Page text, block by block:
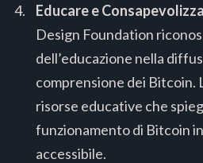
Educare e
Design Foundation
dell’educazione nella
comprensione dei Bitcoin.
risorse educative che
funzionamento di Bitcoin
accessibile.